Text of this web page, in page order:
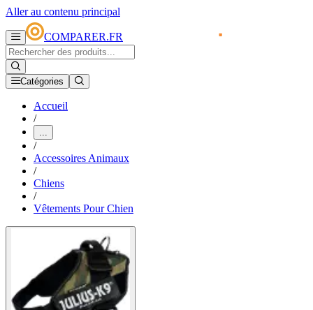
Aller au contenu principal
COMPARER.FR
Catégories
Accueil
/
...
/
Accessoires Animaux
/
Chiens
/
Vêtements Pour Chien